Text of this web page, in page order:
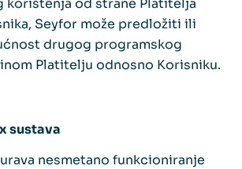
Seyfor može predložiti ili
drugog programskog
Platitelju odnosno Korisniku.
sustava
nesmetano funkcioniranje